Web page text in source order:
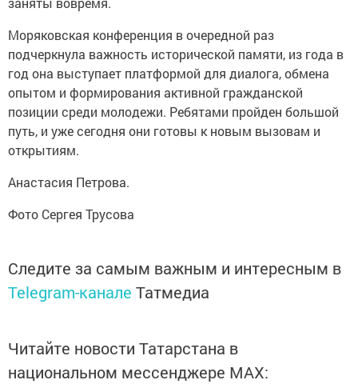
Моряковская конференция в очередной раз
подчеркнула важность исторической памяти, из года в
год она выступает платформой для диалога, обмена
опытом и формирования активной гражданской
позиции среди молодежи. Ребятами пройден большой
путь, и уже сегодня они готовы к новым вызовам и
открытиям.
Анастасия Петрова.
Фото Сергея Трусова
Следите за самым важным и интересным в
Telegram-канале Татмедиа
Читайте новости Татарстана в
национальном мессенджере MАХ: